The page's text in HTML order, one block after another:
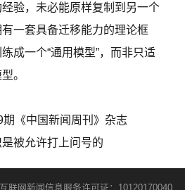
验，未必能原样复制到另一个
一套具备迁移能力的理论框
成一个“通用模型”，而非只适
。
《中国新闻周刊》杂志
被允许打上问号的
联网新闻信息服务许可证：10120170040